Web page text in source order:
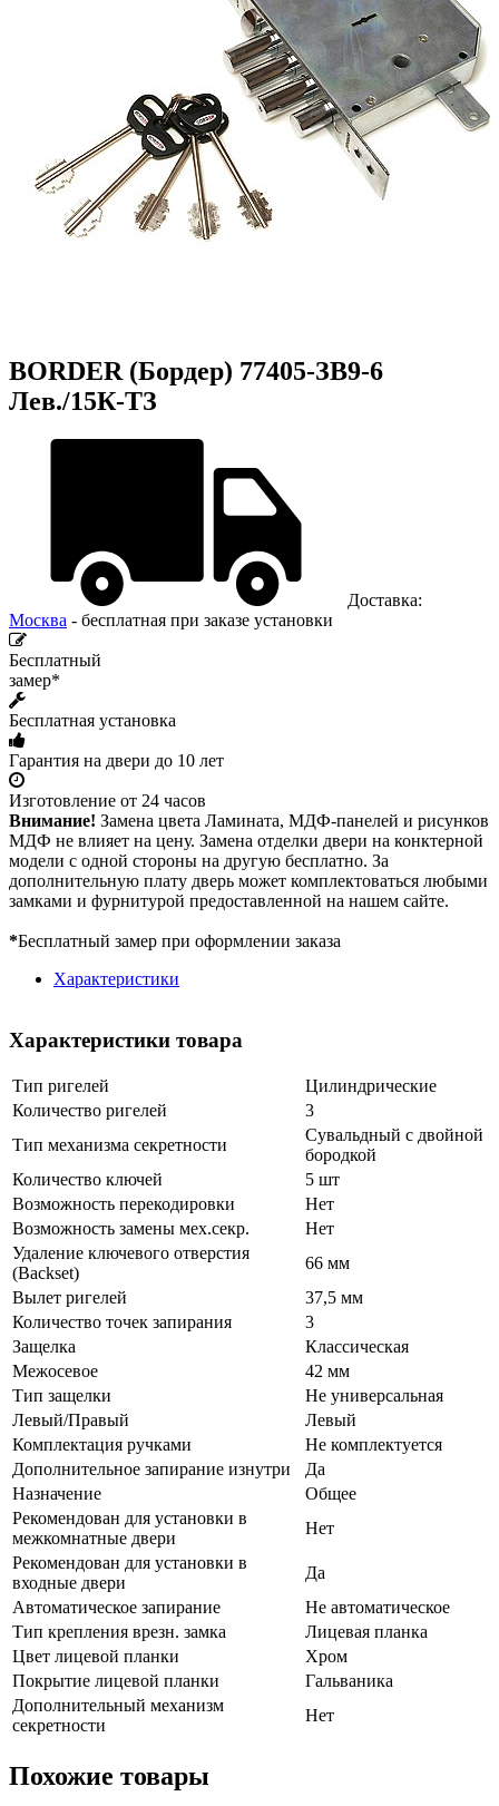
BORDER (Бордер) 77405-ЗВ9-6
Лев./15К-ТЗ
Доставка:
Москва - бесплатная при заказе установки
Бесплатный
замер*
Бесплатная установка
Гарантия на двери до 10 лет
Изготовление от 24 часов
Внимание! Замена цвета Ламината, МДФ-панелей и рисунков
МДФ не влияет на цену. Замена отделки двери на конктерной
модели с одной стороны на другую бесплатно. За
дополнительную плату дверь может комплектоваться любыми
замками и фурнитурой предоставленной на нашем сайте.
*Бесплатный замер при оформлении заказа
Характеристики
Характеристики товара
Тип ригелей
Цилиндрические
Количество ригелей
3
Тип механизма секретности
Сувальдный с двойной
бородкой
Количество ключей
5 шт
Возможность перекодировки
Нет
Возможность замены мех.секр.
Нет
Удаление ключевого отверстия
(Backset)
66 мм
Вылет ригелей
37,5 мм
Количество точек запирания
3
Защелка
Классическая
Межосевое
42 мм
Тип защелки
Не универсальная
Левый/Правый
Левый
Комплектация ручками
Не комплектуется
Дополнительное запирание изнутри
Да
Назначение
Общее
Рекомендован для установки в
межкомнатные двери
Нет
Рекомендован для установки в
входные двери
Да
Автоматическое запирание
Не автоматическое
Тип крепления врезн. замка
Лицевая планка
Цвет лицевой планки
Хром
Покрытие лицевой планки
Гальваника
Дополнительный механизм
секретности
Нет
Похожие товары